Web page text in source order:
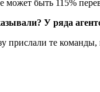
быть 115%
У ряда
прислали те